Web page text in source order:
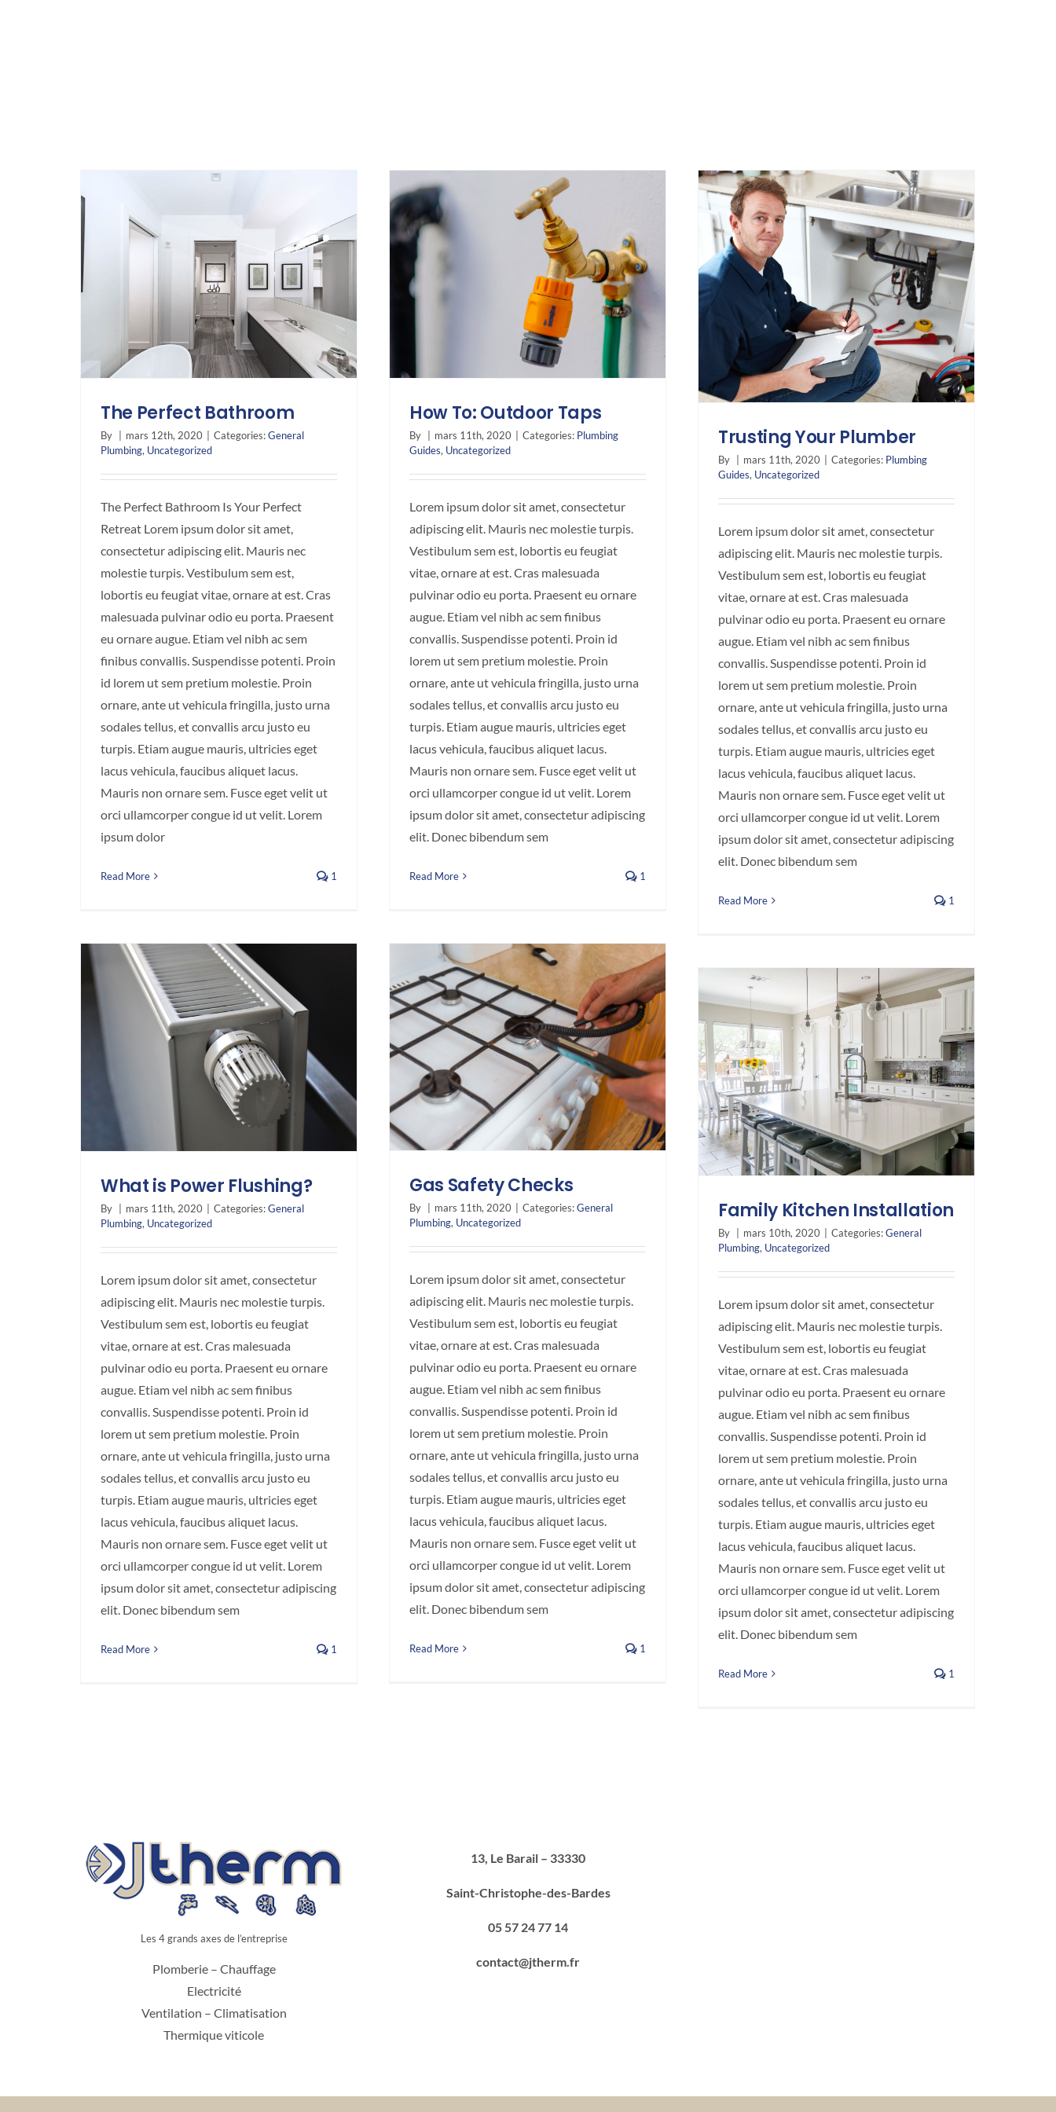
The Perfect Bathroom
By mars 12th, 2020 Categories:General
Plumbing, Uncategorized
The Perfect Bathroom Is Your Perfect
Retreat Lorem ipsum dolor sit amet,
consectetur adipiscing elit. Mauris nec
molestie turpis. Vestibulum sem est,
lobortis eu feugiat vitae, ornare at est. Cras
malesuada pulvinar odio eu porta. Praesent
eu ornare augue. Etiam vel nibh ac sem
finibus convallis. Suspendisse potenti. Proin
id lorem ut sem pretium molestie. Proin
ornare, ante ut vehicula fringilla, justo urna
sodales tellus, et convallis arcu justo eu
turpis. Etiam augue mauris, ultricies eget
lacus vehicula, faucibus aliquet lacus.
Mauris non ornare sem. Fusce eget velit ut
orci ullamcorper congue id ut velit. Lorem
ipsum dolor
Read More 1
How To: Outdoor Taps
By mars 11th, 2020 Categories: Plumbing
Guides, Uncategorized
Lorem ipsum dolor sit amet, consectetur
adipiscing elit. Mauris nec molestie turpis.
Vestibulum sem est, lobortis eu feugiat
vitae, ornare at est. Cras malesuada
pulvinar odio eu porta. Praesent eu ornare
augue. Etiam vel nibh ac sem finibus
convallis. Suspendisse potenti. Proin id
lorem ut sem pretium molestie. Proin
ornare, ante ut vehicula fringilla, justo urna
sodales tellus, et convallis arcu justo eu
turpis. Etiam augue mauris, ultricies eget
lacus vehicula, faucibus aliquet lacus.
Mauris non ornare sem. Fusce eget velit ut
orci ullamcorper congue id ut velit. Lorem
ipsum dolor sit amet, consectetur adipiscing
elit. Donec bibendum sem
Read More 1
Trusting Your Plumber
By mars 11th, 2020 Categories: Plumbing
Guides, Uncategorized
Lorem ipsum dolor sit amet, consectetur
adipiscing elit. Mauris nec molestie turpis.
Vestibulum sem est, lobortis eu feugiat
vitae, ornare at est. Cras malesuada
pulvinar odio eu porta. Praesent eu ornare
augue. Etiam vel nibh ac sem finibus
convallis. Suspendisse potenti. Proin id
lorem ut sem pretium molestie. Proin
ornare, ante ut vehicula fringilla, justo urna
sodales tellus, et convallis arcu justo eu
turpis. Etiam augue mauris, ultricies eget
lacus vehicula, faucibus aliquet lacus.
Mauris non ornare sem. Fusce eget velit ut
orci ullamcorper congue id ut velit. Lorem
ipsum dolor sit amet, consectetur adipiscing
elit. Donec bibendum sem
Read More 1
What is Power Flushing?
By mars 11th, 2020 Categories:General
Plumbing, Uncategorized
Lorem ipsum dolor sit amet, consectetur
adipiscing elit. Mauris nec molestie turpis.
Vestibulum sem est, lobortis eu feugiat
vitae, ornare at est. Cras malesuada
pulvinar odio eu porta. Praesent eu ornare
augue. Etiam vel nibh ac sem finibus
convallis. Suspendisse potenti. Proin id
lorem ut sem pretium molestie. Proin
ornare, ante ut vehicula fringilla, justo urna
sodales tellus, et convallis arcu justo eu
turpis. Etiam augue mauris, ultricies eget
lacus vehicula, faucibus aliquet lacus.
Mauris non ornare sem. Fusce eget velit ut
orci ullamcorper congue id ut velit. Lorem
ipsum dolor sit amet, consectetur adipiscing
elit. Donec bibendum sem
Read More 1
Gas Safety Checks
By mars 11th, 2020 Categories:General
Plumbing, Uncategorized
Lorem ipsum dolor sit amet, consectetur
adipiscing elit. Mauris nec molestie turpis.
Vestibulum sem est, lobortis eu feugiat
vitae, ornare at est. Cras malesuada
pulvinar odio eu porta. Praesent eu ornare
augue. Etiam vel nibh ac sem finibus
convallis. Suspendisse potenti. Proin id
lorem ut sem pretium molestie. Proin
ornare, ante ut vehicula fringilla, justo urna
sodales tellus, et convallis arcu justo eu
turpis. Etiam augue mauris, ultricies eget
lacus vehicula, faucibus aliquet lacus.
Mauris non ornare sem. Fusce eget velit ut
orci ullamcorper congue id ut velit. Lorem
ipsum dolor sit amet, consectetur adipiscing
elit. Donec bibendum sem
Read More 1
Family Kitchen Installation
By mars 10th, 2020 Categories:General
Plumbing, Uncategorized
Lorem ipsum dolor sit amet, consectetur
adipiscing elit. Mauris nec molestie turpis.
Vestibulum sem est, lobortis eu feugiat
vitae, ornare at est. Cras malesuada
pulvinar odio eu porta. Praesent eu ornare
augue. Etiam vel nibh ac sem finibus
convallis. Suspendisse potenti. Proin id
lorem ut sem pretium molestie. Proin
ornare, ante ut vehicula fringilla, justo urna
sodales tellus, et convallis arcu justo eu
turpis. Etiam augue mauris, ultricies eget
lacus vehicula, faucibus aliquet lacus.
Mauris non ornare sem. Fusce eget velit ut
orci ullamcorper congue id ut velit. Lorem
ipsum dolor sit amet, consectetur adipiscing
elit. Donec bibendum sem
Read More 1
Les 4 grands axes de l’entreprise
Plomberie – Chauffage
Electricité
Ventilation – Climatisation
Thermique viticole
13, Le Barail – 33330
Saint-Christophe-des-Bardes
05 57 24 77 14
contact@jtherm.fr